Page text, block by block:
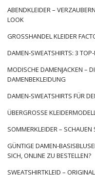
Woher
Frauen?
des Pullovers
Damen ? Gestrickter
und interessante
ABENDKLEIDER –
LOOK
GROSSHANDEL KLEIDER
DAMEN-SWEATSHIRTS: 3
MODISCHE DAMENJACKEN –
DAMENBEKLEIDUNG
DAMEN-SWEATSHIRTS FÜR
ÜBERGROSSE
SOMMERKLEIDER –
GÜNTIGE DAMEN-
SICH, ONLINE ZU BESTELLEN?
SWEATSHIRTKLEID –